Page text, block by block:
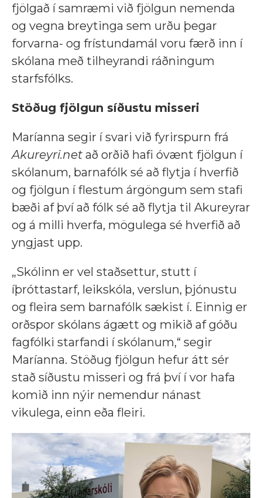
fjölgað í samræmi við fjölgun nemenda
og vegna breytinga sem urðu þegar
forvarna- og frístundamál voru færð inn í
skólana með tilheyrandi ráðningum
starfsfólks.
Stöðug fjölgun síðustu misseri
Maríanna segir í svari við fyrirspurn frá
Akureyri.net að orðið hafi óvænt fjölgun í
skólanum, barnafólk sé að flytja í hverfið
og fjölgun í flestum árgöngum sem stafi
bæði af því að fólk sé að flytja til Akureyrar
og á milli hverfa, mögulega sé hverfið að
yngjast upp.
„Skólinn er vel staðsettur, stutt í
íþróttastarf, leikskóla, verslun, þjónustu
og fleira sem barnafólk sækist í. Einnig er
orðspor skólans ágætt og mikið af góðu
fagfólki starfandi í skólanum,“ segir
Maríanna. Stöðug fjölgun hefur átt sér
stað síðustu misseri og frá því í vor hafa
komið inn nýir nemendur nánast
vikulega, einn eða fleiri.